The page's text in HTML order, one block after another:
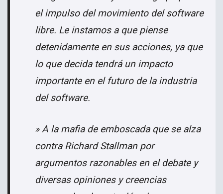
el impulso del movimiento del software
libre. Le instamos a que piense
detenidamente en sus acciones, ya que
lo que decida tendrá un impacto
importante en el futuro de la industria
del software.
» A la mafia de emboscada que se alza
contra Richard Stallman por
argumentos razonables en el debate y
diversas opiniones y creencias